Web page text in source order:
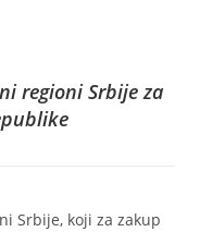
regioni Srbije za
Srbije, koji za zakup